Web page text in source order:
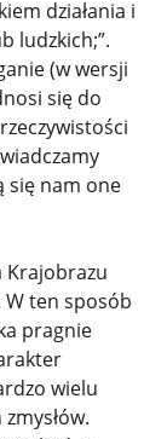
działania i
ludzkich;”.
(w wersji
się do
się nam one
Krajobrazu
W ten sposób
pragnie
wielu